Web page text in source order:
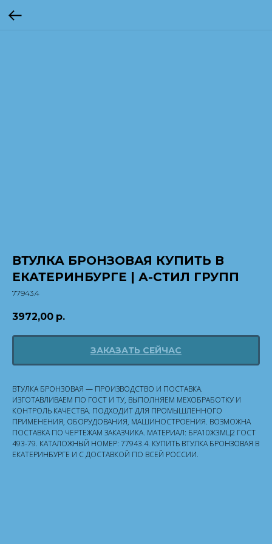
ВТУЛКА БРОНЗОВАЯ КУПИТЬ В
ЕКАТЕРИНБУРГЕ | А-СТИЛ ГРУПП
77943.4
3972,00 р.
ЗАКАЗАТЬ СЕЙЧАС
ВТУЛКА БРОНЗОВАЯ — ПРОИЗВОДСТВО И ПОСТАВКА.
ИЗГОТАВЛИВАЕМ ПО ГОСТ И ТУ, ВЫПОЛНЯЕМ МЕХОБРАБОТКУ И
КОНТРОЛЬ КАЧЕСТВА. ПОДХОДИТ ДЛЯ ПРОМЫШЛЕННОГО
ПРИМЕНЕНИЯ, ОБОРУДОВАНИЯ, МАШИНОСТРОЕНИЯ. ВОЗМОЖНА
ПОСТАВКА ПО ЧЕРТЕЖАМ ЗАКАЗЧИКА. МАТЕРИАЛ: БРА10Ж3МЦ2 ГОСТ
493-79. КАТАЛОЖНЫЙ НОМЕР: 77943.4. КУПИТЬ ВТУЛКА БРОНЗОВАЯ В
ЕКАТЕРИНБУРГЕ И С ДОСТАВКОЙ ПО ВСЕЙ РОССИИ.